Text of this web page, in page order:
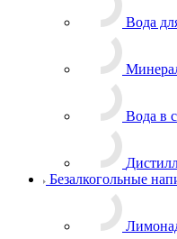
Вода
Вода в
Безалкогольные